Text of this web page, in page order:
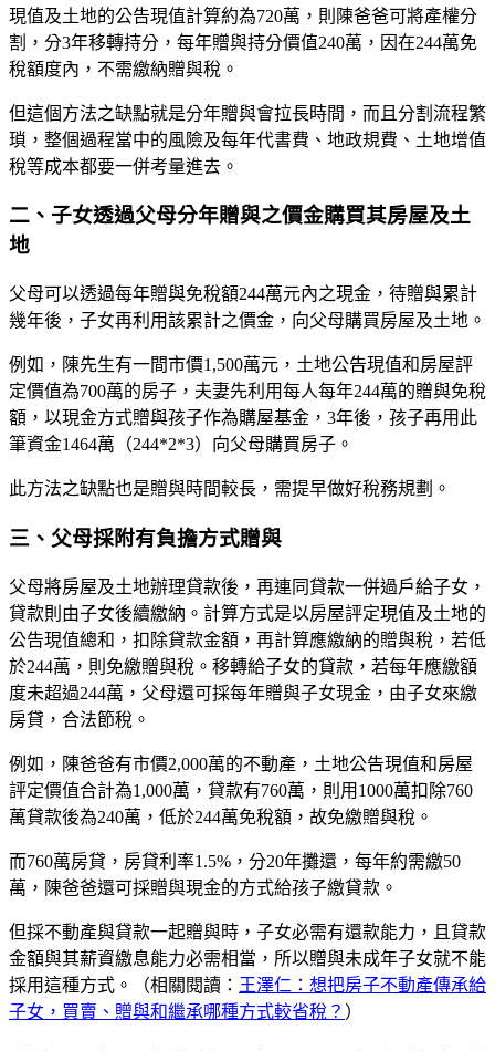
現值及土地的公告現值計算約為720萬，則陳爸爸可將產權分
割，分3年移轉持分，每年贈與持分價值240萬，因在244萬免
稅額度內，不需繳納贈與稅。
但這個方法之缺點就是分年贈與會拉長時間，而且分割流程繁
瑣，整個過程當中的風險及每年代書費、地政規費、土地增值
稅等成本都要一併考量進去。
二、子女透過父母分年贈與之價金購買其房屋及土
地
父母可以透過每年贈與免稅額244萬元內之現金，待贈與累計
幾年後，子女再利用該累計之價金，向父母購買房屋及土地。
例如，陳先生有一間市價1,500萬元，土地公告現值和房屋評
定價值為700萬的房子，夫妻先利用每人每年244萬的贈與免稅
額，以現金方式贈與孩子作為購屋基金，3年後，孩子再用此
筆資金1464萬（244*2*3）向父母購買房子。
此方法之缺點也是贈與時間較長，需提早做好稅務規劃。
三、父母採附有負擔方式贈與
父母將房屋及土地辦理貸款後，再連同貸款一併過戶給子女，
貸款則由子女後續繳納。計算方式是以房屋評定現值及土地的
公告現值總和，扣除貸款金額，再計算應繳納的贈與稅，若低
於244萬，則免繳贈與稅。移轉給子女的貸款，若每年應繳額
度未超過244萬，父母還可採每年贈與子女現金，由子女來繳
房貸，合法節稅。
例如，陳爸爸有市價2,000萬的不動產，土地公告現值和房屋
評定價值合計為1,000萬，貸款有760萬，則用1000萬扣除760
萬貸款後為240萬，低於244萬免稅額，故免繳贈與稅。
而760萬房貸，房貸利率1.5%，分20年攤還，每年約需繳50
萬，陳爸爸還可採贈與現金的方式給孩子繳貸款。
但採不動產與貸款一起贈與時，子女必需有還款能力，且貸款
金額與其薪資繳息能力必需相當，所以贈與未成年子女就不能
採用這種方式。（相關閱讀： 王澤仁：想把房子不動產傳承給
子女，買賣、贈與和繼承哪種方式較省稅？ ）